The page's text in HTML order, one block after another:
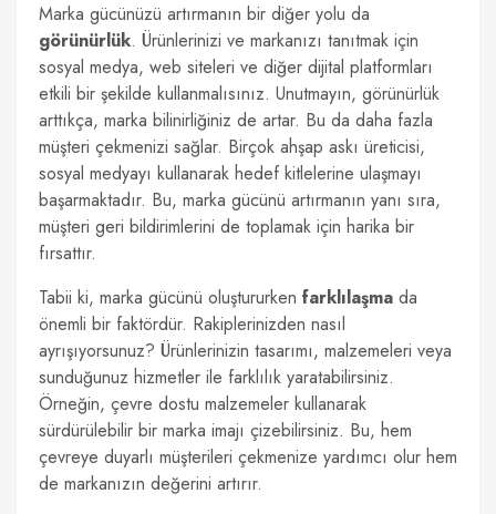
Marka gücünüzü artırmanın bir diğer yolu da
görünürlük. Ürünlerinizi ve markanızı tanıtmak için
sosyal medya, web siteleri ve diğer dijital platformları
etkili bir şekilde kullanmalısınız. Unutmayın, görünürlük
arttıkça, marka bilinirliğiniz de artar. Bu da daha fazla
müşteri çekmenizi sağlar. Birçok ahşap askı üreticisi,
sosyal medyayı kullanarak hedef kitlelerine ulaşmayı
başarmaktadır. Bu, marka gücünü artırmanın yanı sıra,
müşteri geri bildirimlerini de toplamak için harika bir
fırsattır.
Tabii ki, marka gücünü oluştururken farklılaşma da
önemli bir faktördür. Rakiplerinizden nasıl
ayrışıyorsunuz? Ürünlerinizin tasarımı, malzemeleri veya
sunduğunuz hizmetler ile farklılık yaratabilirsiniz.
Örneğin, çevre dostu malzemeler kullanarak
sürdürülebilir bir marka imajı çizebilirsiniz. Bu, hem
çevreye duyarlı müşterileri çekmenize yardımcı olur hem
de markanızın değerini artırır.